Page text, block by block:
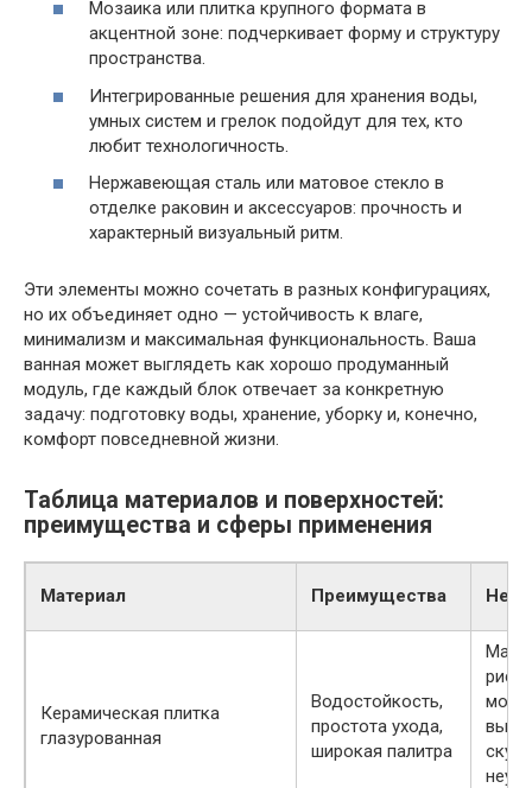
Мозаика или плитка крупного формата в
акцентной зоне: подчеркивает форму и структуру
пространства.
Интегрированные решения для хранения воды,
умных систем и грелок подойдут для тех, кто
любит технологичность.
Нержавеющая сталь или матовое стекло в
отделке раковин и аксессуаров: прочность и
характерный визуальный ритм.
Эти элементы можно сочетать в разных конфигурациях,
но их объединяет одно — устойчивость к влаге,
минимализм и максимальная функциональность. Ваша
ванная может выглядеть как хорошо продуманный
модуль, где каждый блок отвечает за конкретную
задачу: подготовку воды, хранение, уборку и, конечно,
комфорт повседневной жизни.
Таблица материалов и поверхностей:
преимущества и сферы применения
Материал Преимущества
Керамическая плитка
глазурованная
Водостойкость,
простота ухода,
широкая палитра